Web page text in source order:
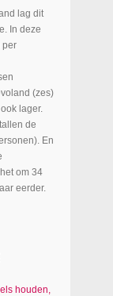
lag dit
In deze
per
(zes)
lager.
de
En
om 34
eerder.
houden,